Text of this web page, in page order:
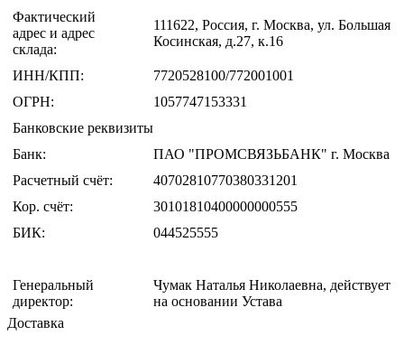
Фактический
адрес и адрес
склада:
111622, Россия, г. Москва, ул. Большая
Косинская, д.27, к.16
ИНН/КПП:
7720528100/772001001
ОГРН:
1057747153331
Банковские реквизиты
Банк:
ПАО "ПРОМСВЯЗЬБАНК" г. Москва
Расчетный счёт:
40702810770380331201
Кор. счёт:
30101810400000000555
БИК:
044525555
Генеральный
директор:
Чумак Наталья Николаевна, действует
на основании Устава
Доставка